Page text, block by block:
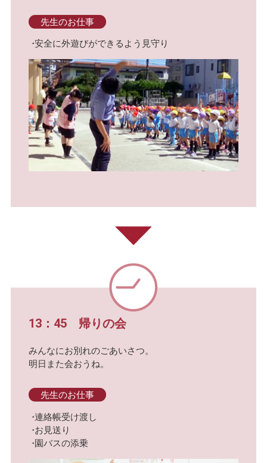
先生のお仕事
安全に外遊びができるよう見守り
13：45 帰りの会
みんなにお別れのごあいさつ。
明日また会おうね。
先生のお仕事
連絡帳受け渡し
お見送り
園バスの添乗